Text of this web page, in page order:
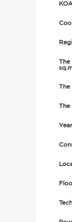
The
The
The